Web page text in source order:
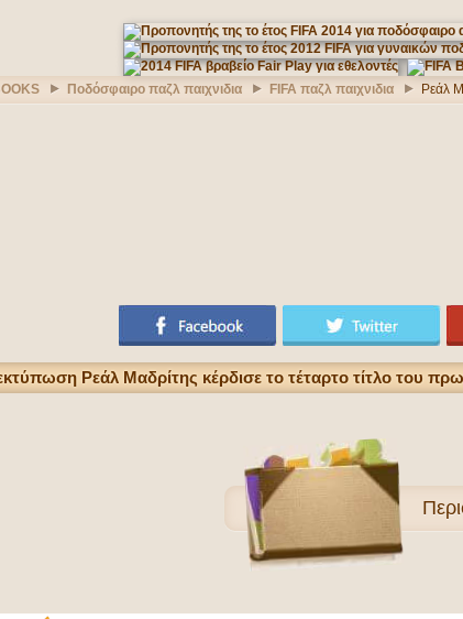
Ποδόσφαιρο παζλ παιχνιδια FIFA παζλ παιχνιδια Ρεάλ
Ρεάλ Μαδρίτης κέρδισε το τέταρτο τίτλο του